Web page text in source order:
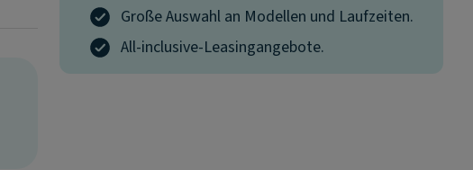
Große Auswahl an Modellen und Laufzeiten.
All-inclusive-Leasingangebote.